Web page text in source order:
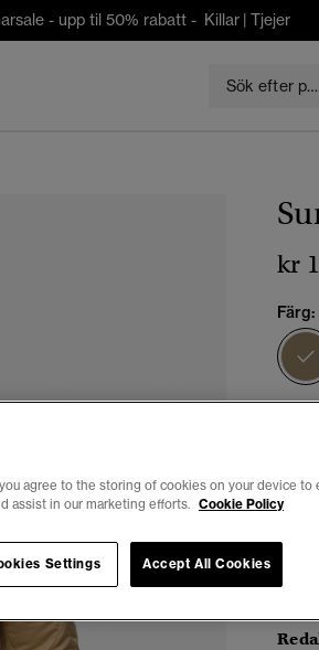
- upp til 50% rabatt - Killar| Tjejer
kr
Färg:
agree to the storing of cookies on your device to
assist in our marketing efforts. Cookie Policy
Accept All Cookies
Settings